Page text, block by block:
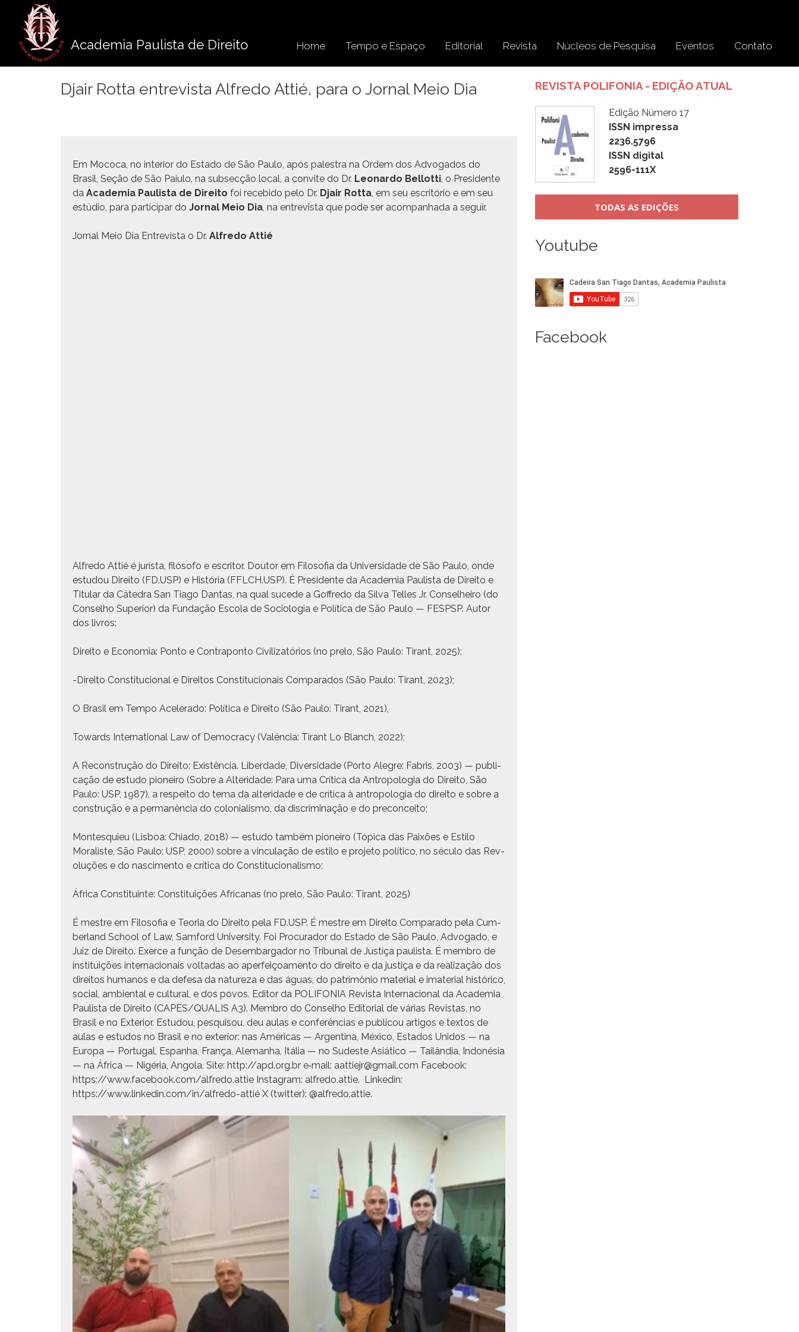
conteúdo
Academia Paulista de Direito Home Tempo e Espaço Editorial Revista Núcleos de Pesquisa Eventos Contato
Djair Rotta entrevista Alfredo Attié, para o Jornal Meio Dia
Em Moco­ca, no inte­ri­or do Esta­do de São Paulo, após palestra na Ordem dos Advo­ga­dos do
Brasil, Seção de São Paiu­lo, na sub­secção local, a con­vite do Dr. Leonar­do Bel­lot­ti, o Pres­i­dente
da Acad­e­mia Paulista de Dire­ito foi rece­bido pelo Dr. Djair Rot­ta, em seu escritório e em seu
estú­dio, para par­tic­i­par do Jor­nal Meio Dia, na entre­vista que pode ser acom­pan­ha­da a seguir.
Jor­nal Meio Dia Entre­vista o Dr. Alfre­do Attié
Alfre­do Attié é jurista, filó­so­fo e escritor. Doutor em Filosofia da Uni­ver­si­dade de São Paulo, onde
estu­dou Dire­ito (FD.USP) e História (FFLCH.USP). É Pres­i­dente da Acad­e­mia Paulista de Dire­ito e
Tit­u­lar da Cát­e­dra San Tia­go Dan­tas, na qual sucede a Gof­fre­do da Sil­va Telles Jr. Con­sel­heiro (do
Con­sel­ho Supe­ri­or) da Fun­dação Esco­la de Soci­olo­gia e Políti­ca de São Paulo — FESPSP. Autor
dos livros:
Dire­ito e Econo­mia: Pon­to e Con­trapon­to Civ­i­liza­tórios (no pre­lo, São Paulo: Tirant, 2025);
-Dire­ito Con­sti­tu­cional e Dire­itos Con­sti­tu­cionais Com­para­dos (São Paulo: Tirant, 2023);
O Brasil em Tem­po Acel­er­a­do: Políti­ca e Dire­ito (São Paulo: Tirant, 2021),
Towards Inter­na­tion­al Law of Democ­ra­cy (Valên­cia: Tirant Lo Blanch, 2022);
A Recon­strução do Dire­ito: Existên­cia. Liber­dade, Diver­si­dade (Por­to Ale­gre: Fab­ris, 2003) — pub­li­
cação de estu­do pio­neiro (Sobre a Alteri­dade: Para uma Críti­ca da Antropolo­gia do Dire­ito, São
Paulo: USP, 1987), a respeito do tema da alteri­dade e de críti­ca à antropolo­gia do dire­ito e sobre a
con­strução e a per­manên­cia do colo­nial­is­mo, da dis­crim­i­nação e do preconceito;
Mon­tesquieu (Lis­boa: Chi­a­do, 2018) — estu­do tam­bém pio­neiro (Tópi­ca das Paixões e Esti­lo
Moral­iste, São Paulo: USP, 2000) sobre a vin­cu­lação de esti­lo e pro­je­to políti­co, no sécu­lo das Rev­
oluções e do nasci­men­to e críti­ca do Constitucionalismo;
África Con­sti­tu­inte: Con­sti­tu­ições Africanas (no pre­lo, São Paulo: Tirant, 2025)
É mestre em Filosofia e Teo­ria do Dire­ito pela FD.USP. É mestre em Dire­ito Com­para­do pela Cum­
ber­land School of Law, Sam­ford Uni­ver­si­ty. Foi Procu­rador do Esta­do de São Paulo, Advo­ga­do, e
Juiz de Dire­ito. Exerce a função de Desem­bar­gador no Tri­bunal de Justiça paulista. É mem­bro de
insti­tu­ições inter­na­cionais voltadas ao aper­feiçoa­men­to do dire­ito e da justiça e da real­iza­ção dos
dire­itos humanos e da defe­sa da natureza e das águas, do patrimônio mate­r­i­al e ima­te­r­i­al históri­co,
social, ambi­en­tal e cul­tur­al, e dos povos. Edi­tor da POLIFONIA Revista Inter­na­cional da Acad­e­mia
Paulista de Dire­ito (CAPES/QUALIS A3). Mem­bro do Con­sel­ho Edi­to­r­i­al de várias Revis­tas, no
Brasil e no Exte­ri­or. Estu­dou, pesquisou, deu aulas e con­fer­ên­cias e pub­li­cou arti­gos e tex­tos de
aulas e estu­dos no Brasil e no exte­ri­or: nas Améri­c­as — Argenti­na, Méx­i­co, Esta­dos Unidos — na
Europa — Por­tu­gal, Espan­ha, França, Ale­man­ha, Itália — no Sud­este Asiáti­co — Tailân­dia, Indonésia
— na África — Nigéria, Ango­la. Site: http://apd.org.br e‑mail: aattiejr@gmail.com Face­book:
https://www.facebook.com/alfredo.attie Insta­gram: alfredo.attie. Linkedin:
https://www.linkedin.com/in/alfredo-attié X (twit­ter): @alfredo.attie.
REVISTA POLIFONIA - EDIÇÃO ATUAL
Edição Número 17
ISSN impressa
2236.5796
ISSN digital
2596-111X
TODAS AS EDIÇÕES
Youtube
Facebook